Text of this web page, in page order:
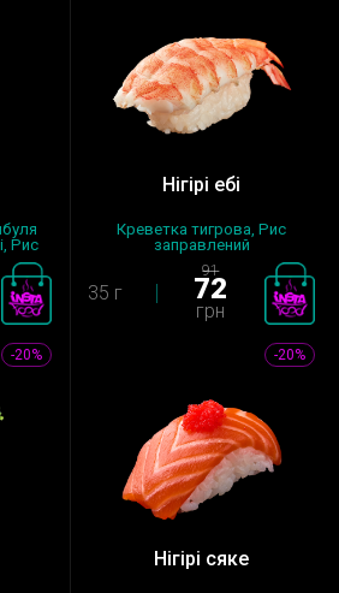
Рис
Нігірі ебі
Креветка тигрова, Рис
заправлений
35 г
91
72
грн
-20% -20%
Нігірі сяке